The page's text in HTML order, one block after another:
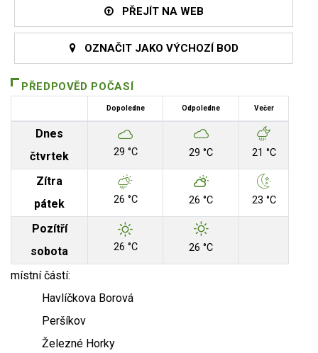
PŘEJÍT NA WEB
OZNAČIT JAKO VÝCHOZÍ BOD
PŘEDPOVĚD POČASÍ
Dopoledne Odpoledne Večer
Dnes
čtvrtek
29 °C 29 °C 21 °C
Zítra
pátek
26 °C 26 °C 23 °C
Pozítří
sobota
26 °C 26 °C
místní částí:
Havlíčkova Borová
Peršíkov
Železné Horky